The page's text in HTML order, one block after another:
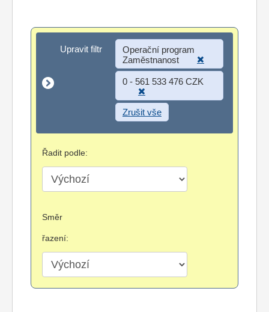
Upravit filtr
Upravit filtr
Operační program
Zaměstnanost
0 - 561 533 476 CZK
Zrušit vše
Řadit podle:
Směr
řazení: